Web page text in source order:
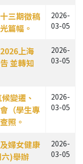
三期徵稿
篇幅。
2026-
03-05
上海
並轉知
2026-
03-05
變遷、
（學生專
照。
2026-
03-05
婦女健康
)舉辦
2026-
03-05